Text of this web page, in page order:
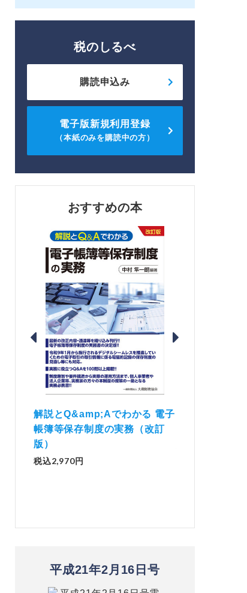
税のしるべ
購読申込み
電子版新規利用登録
（本紙のみを購読中の方）
おすすめの本
解説とQ&amp;Aでわかる 電子
帳簿等保存制度の実務（改訂
版）
税込2,970円
平成21年2月16日号